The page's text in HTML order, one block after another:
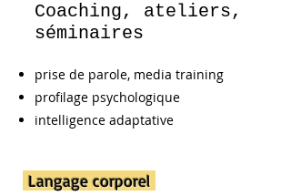
Langage corporel
Coaching, ateliers,
séminaires
prise de parole, media training
profilage psychologique
intelligence adaptative